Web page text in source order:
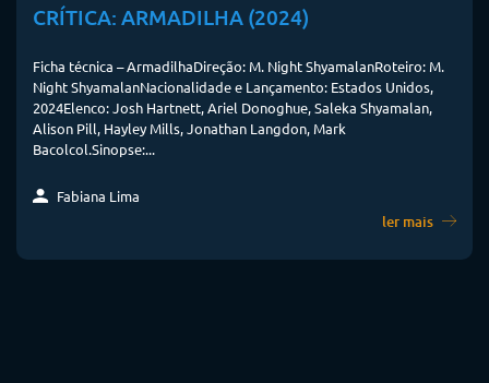
CRÍTICA: ARMADILHA (2024)
Ficha técnica – ArmadilhaDireção: M. Night ShyamalanRoteiro: M.
Night ShyamalanNacionalidade e Lançamento: Estados Unidos,
2024Elenco: Josh Hartnett, Ariel Donoghue, Saleka Shyamalan,
Alison Pill, Hayley Mills, Jonathan Langdon, Mark
Bacolcol.Sinopse:...
Fabiana Lima
ler mais